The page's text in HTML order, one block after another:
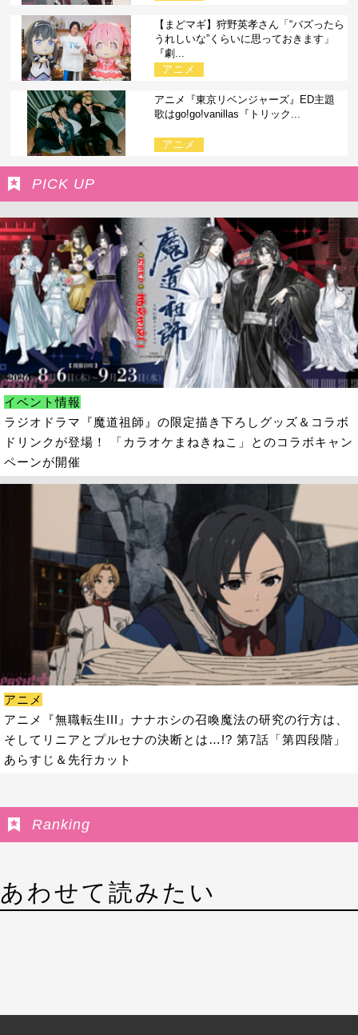
【まどマギ】狩野英孝さん「“バズったら
うれしいな”くらいに思っておきます」
『劇...
アニメ
アニメ『東京リベンジャーズ』ED主題
歌はgo!go!vanillas『トリック...
アニメ
PICK UP
イベント情報
ラジオドラマ『魔道祖師』の限定描き下ろしグッズ＆コラボ
ドリンクが登場！ 「カラオケまねきねこ」とのコラボキャン
ペーンが開催
アニメ
アニメ『無職転生III』ナナホシの召喚魔法の研究の行方は、
そしてリニアとプルセナの決断とは…!? 第7話「第四段階」
あらすじ＆先行カット
Ranking
あわせて読みたい